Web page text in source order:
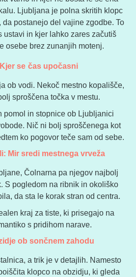
Ljubljana je polna skritih klopc
da postanejo del vajine zgodbe. To
ustavi in kjer lahko zares začutiš
osebe brez zunanjih motenj.
se čas upočasni
ob vodi. Nekoč mestno kopališče,
sproščena točka v mestu.
pomol in stopnice ob Ljubljanici
Nič ni bolj sproščenega kot
ko pogovor teče sam od sebe.
Mir sredi mestnega vrveža
Čolnarna pa njegov najbolj
S pogledom na ribnik in okoliško
da sta le korak stran od centra.
kraj za tiste, ki prisegajo na
s pridihom narave.
ob sončnem zahodu
a trik je v detajlih. Namesto
klopco na obzidju, ki gleda